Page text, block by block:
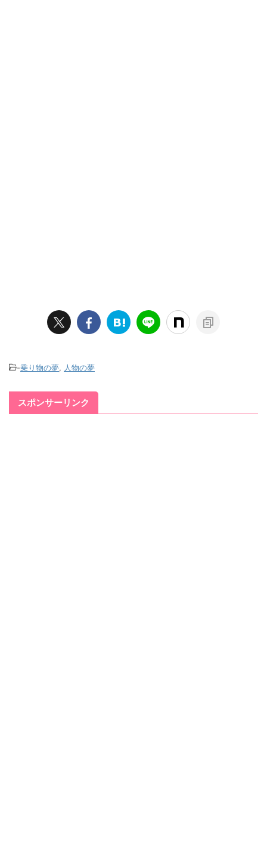
-乗り物の夢, 人物の夢
スポンサーリンク